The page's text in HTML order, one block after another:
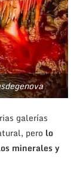
galerías
pero lo
mineralesy